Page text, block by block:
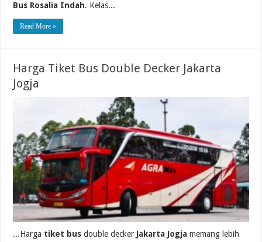
Bus Rosalia Indah. Kelas...
Read More »
Harga Tiket Bus Double Decker Jakarta
Jogja
...Harga tiket bus double decker Jakarta Jogja memang lebih